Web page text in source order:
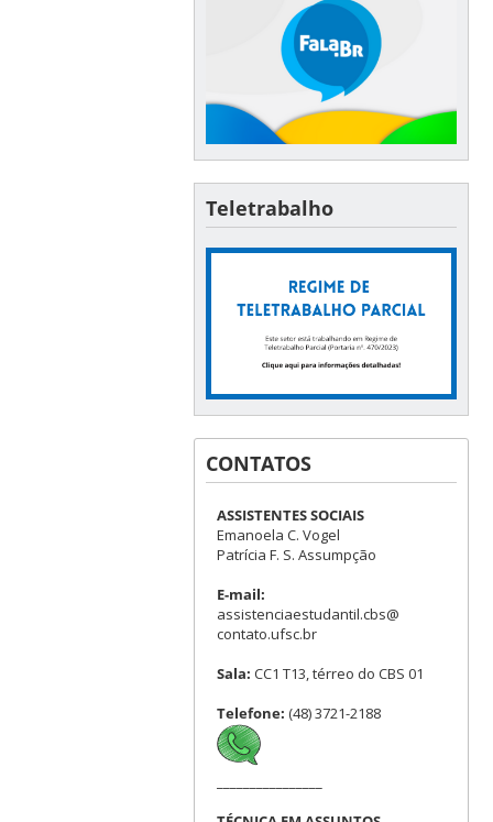
Teletrabalho
CONTATOS
ASSISTENTES SOCIAIS
Emanoela C. Vogel
Patrícia F. S. Assumpção
E-mail:
assistenciaestudantil.cbs@
contato.ufsc.br
Sala: CC1 T13, térreo do CBS 01
Telefone: (48) 3721-2188